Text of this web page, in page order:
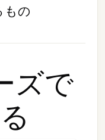
もの
ズで